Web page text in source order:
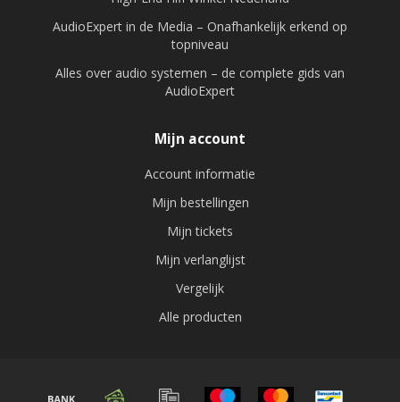
AudioExpert in de Media – Onafhankelijk erkend op
topniveau
Alles over audio systemen – de complete gids van
AudioExpert
Mijn account
Account informatie
Mijn bestellingen
Mijn tickets
Mijn verlanglijst
Vergelijk
Alle producten